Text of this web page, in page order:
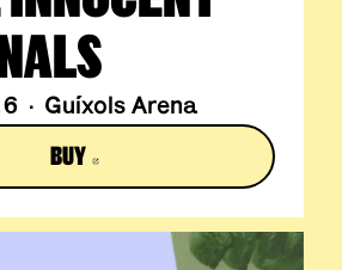
· Guíxols Arena
BUY ABRE EN NUEVA VENTANA